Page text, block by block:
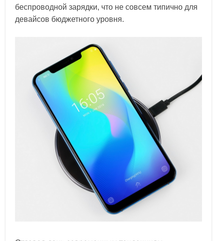
беспроводной зарядки, что не совсем типично для
девайсов бюджетного уровня.